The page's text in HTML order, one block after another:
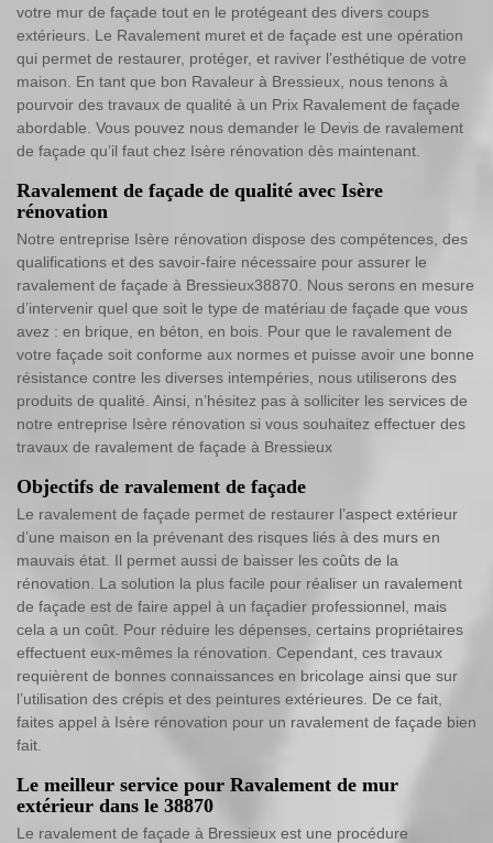
votre mur de façade tout en le protégeant des divers coups
extérieurs. Le Ravalement muret et de façade est une opération
qui permet de restaurer, protéger, et raviver l’esthétique de votre
maison. En tant que bon Ravaleur à Bressieux, nous tenons à
pourvoir des travaux de qualité à un Prix Ravalement de façade
abordable. Vous pouvez nous demander le Devis de ravalement
de façade qu’il faut chez Isère rénovation dès maintenant.
Ravalement de façade de qualité avec Isère
rénovation
Notre entreprise Isère rénovation dispose des compétences, des
qualifications et des savoir-faire nécessaire pour assurer le
ravalement de façade à Bressieux38870. Nous serons en mesure
d’intervenir quel que soit le type de matériau de façade que vous
avez : en brique, en béton, en bois. Pour que le ravalement de
votre façade soit conforme aux normes et puisse avoir une bonne
résistance contre les diverses intempéries, nous utiliserons des
produits de qualité. Ainsi, n’hésitez pas à solliciter les services de
notre entreprise Isère rénovation si vous souhaitez effectuer des
travaux de ravalement de façade à Bressieux
Objectifs de ravalement de façade
Le ravalement de façade permet de restaurer l’aspect extérieur
d’une maison en la prévenant des risques liés à des murs en
mauvais état. Il permet aussi de baisser les coûts de la
rénovation. La solution la plus facile pour réaliser un ravalement
de façade est de faire appel à un façadier professionnel, mais
cela a un coût. Pour réduire les dépenses, certains propriétaires
effectuent eux-mêmes la rénovation. Cependant, ces travaux
requièrent de bonnes connaissances en bricolage ainsi que sur
l’utilisation des crépis et des peintures extérieures. De ce fait,
faites appel à Isère rénovation pour un ravalement de façade bien
fait.
Le meilleur service pour Ravalement de mur
extérieur dans le 38870
Le ravalement de façade à Bressieux est une procédure